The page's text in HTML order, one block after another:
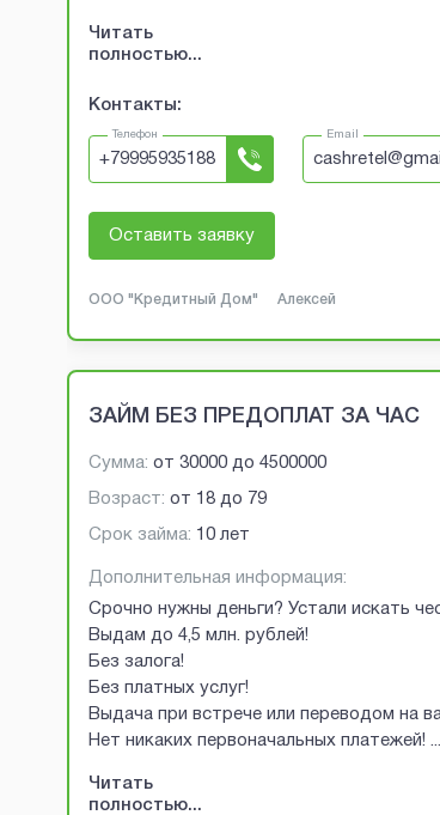
Читать
полностью...
Контакты:
Телефон
+79995935188
Email
Оставить заявку
ООО "Кредитный Дом" Алексей
ЗАЙМ БЕЗ ПРЕДОПЛАТ ЗА ЧАС
Сумма: от 30000 до 4500000
Возраст: от 18 до 79
Срок займа: 10 лет
Дополнительная информация:
Срочно нужны деньги? Устали искать
Выдам до 4,5 млн. рублей!
Без залога!
Без платных услуг!
Выдача при встрече или переводом на
Нет никаких первоначальных платежей! ...
Читать
полностью...